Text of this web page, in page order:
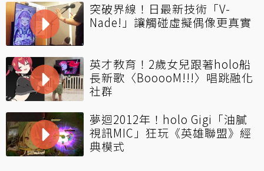
突破界線！日最新技術「V-
Nade!」讓觸碰虛擬偶像更真實
英才教育！2歲女兒跟著holo船
長新歌〈BooooM!!!〉唱跳融化
社群
夢迴2012年！holo Gigi「油膩
視訊MIC」狂玩《英雄聯盟》經
典模式